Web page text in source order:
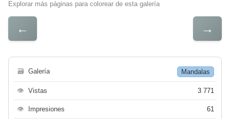
Explorar más páginas para colorear de esta galería
← →
🗃 Galería Mandalas
👁 Vistas 3 771
👁 Impresiones 61